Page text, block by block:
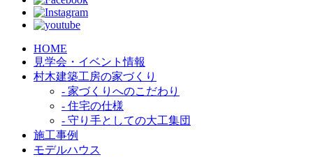
HOME
見学会・イベント情報
村木建築工房の家づくり
- 家づくりへのこだわり
- 住宅の仕様
- 守り手としての大工集団
施工事例
モデルハウス